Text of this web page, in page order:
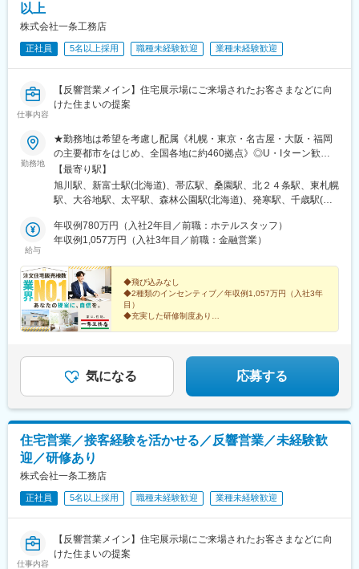
以上
株式会社一条工務店
正社員 5名以上採用 職種未経験歓迎 業種未経験歓迎
仕事内容
【反響営業メイン】住宅展示場にご来場されたお客さまなどに向
けた住まいの提案
勤務地
★勤務地は希望を考慮し配属《札幌・東京・名古屋・大阪・福岡
の主要都市をはじめ、全国各地に約460拠点》◎U・Iターン歓迎
◎マイカー通勤可※受動喫煙対策：あり（全事業所 屋内禁煙／屋
外喫煙場所あり）※Ｕ・Ｉターン支援あり／会社都合で引っ越しが
必要な場合は費用補助あり（規定あり）【下記は拠点一例です】※
【最寄り駅】
旭川駅、新富士駅(北海道)、帯広駅、桑園駅、北２４条駅、東札幌
駅、大谷地駅、太平駅、森林公園駅(北海道)、発寒駅、千歳駅(北
駅、小中野駅、岩手飯岡駅、盛岡駅、泉外旭川駅、秋田駅、横手
駅、山形駅、東金井駅、鶴岡駅、西袋駅、米沢駅、平野駅(福島
駅、新白河駅、湯本駅、会津若松駅、西那須野駅、宇都宮駅、東
武宇都宮駅、西川田駅、雀宮駅、小田林駅、県駅、新栃木駅、佐
野市駅、常陸多賀駅、阿字ケ浦駅、赤塚駅、偕楽園駅、古河駅、
研究学園駅、土浦駅、守谷駅、石原駅(埼玉県)、熊谷駅、北上尾
駅、本庄駅、久喜駅、花崎駅、東松山駅、新三郷駅、浦和駅、武
塚駅、鳩ケ谷駅、川越駅、狭山ケ丘駅、若葉駅、南越谷駅、飯岡
駅、京成成田駅、柏たなか駅、逆井駅、初石駅、新松戸駅、東海
神駅、鬼越駅、印西牧の原駅、千葉寺駅、スポーツセンター駅、
大学駅、新小金井駅、立飛駅、武蔵小金井駅、北綾瀬駅、北八王
子駅、用賀駅、新大久保駅、町田駅、百合ケ丘駅、たまプラーザ
駅、小机駅、西横浜駅、港南台駅、二俣川駅、古淵駅、八丁畷
駅、向河原駅、県立大学駅、本鵠沼駅、海老名駅(相鉄・小田急)、
寺駅、上田駅、佐久平駅、市役所前駅(長野県)、北長野駅、茅野
駅、伊那市駅、平田駅(長野県)、松本駅、豊科駅、鼎駅、長野駅、
前東郷駅、追分口駅、敦賀駅、新静岡駅、大場駅、沼津駅、吉原
駅、清水駅(静岡県)、長沼駅(静岡県)、安倍川駅、西焼津駅、藤枝
給与
年収例780万円（入社2年目／前職：ホテルスタッフ）
年収例1,057万円（入社3年目／前職：金融営業）
◆飛び込みなし
◆2種類のインセンティブ／年収例1,057万円（入社3年
目）
◆充実した研修制度あり
圧倒的な商品力が、あなたの提案をバックアップしま
す！
気になる 応募する
住宅営業／接客経験を活かせる／反響営業／未経験歓
迎／研修あり
株式会社一条工務店
正社員 5名以上採用 職種未経験歓迎 業種未経験歓迎
仕事内容
【反響営業メイン】住宅展示場にご来場されたお客さまなどに向
けた住まいの提案